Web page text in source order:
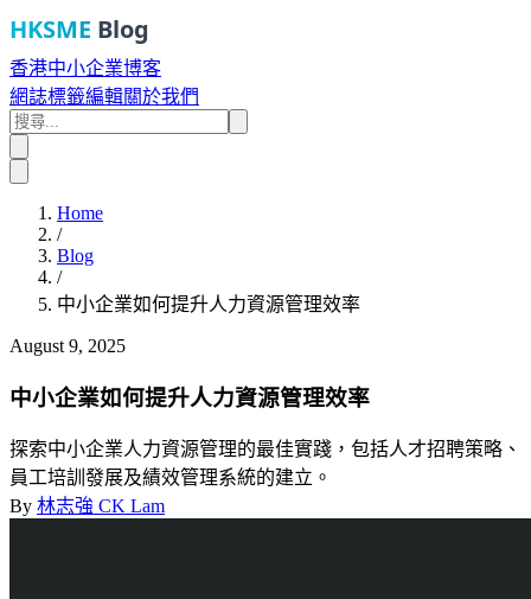
HKSME Blog
香港中小企業博客
網誌標籤編輯關於我們
Home
/
Blog
/
中小企業如何提升人力資源管理效率
August 9, 2025
中小企業如何提升人力資源管理效率
探索中小企業人力資源管理的最佳實踐，包括人才招聘策略、
員工培訓發展及績效管理系統的建立。
By 林志強 CK Lam